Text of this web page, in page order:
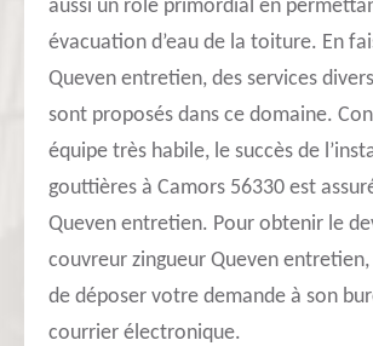
aussi un rôle primordial en
évacuation d’eau de la toiture. En
Queven entretien, des services
sont proposés dans ce domaine.
équipe très habile, le succès de
gouttières à Camors 56330 est
Queven entretien. Pour obtenir le
couvreur zingueur Queven
de déposer votre demande à son
courrier électronique.